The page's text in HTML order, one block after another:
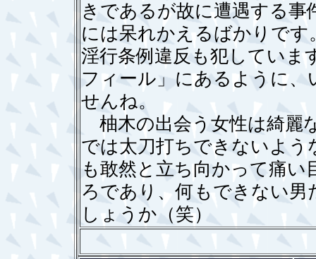
きであるが故に遭遇する
には呆れかえるばかりで
淫行条例違反も犯していま
フィール」にあるように
せんね。
柚木の出会う女性は綺麗
では太刀打ちできないよ
も敢然と立ち向かって痛
ろであり、何もできない
しょうか（笑）